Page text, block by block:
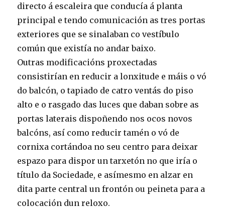
directo á escaleira que conducía á planta
principal e tendo comunicación as tres portas
exteriores que se sinalaban co vestíbulo
común que existía no andar baixo.
Outras modificacións proxectadas
consistirían en reducir a lonxitude e máis o vó
do balcón, o tapiado de catro ventás do piso
alto e o rasgado das luces que daban sobre as
portas laterais dispoñendo nos ocos novos
balcóns, así como reducir tamén o vó de
cornixa cortándoa no seu centro para deixar
espazo para dispor un tarxetón no que iría o
título da Sociedade, e asímesmo en alzar en
dita parte central un frontón ou peineta para a
colocación dun reloxo.